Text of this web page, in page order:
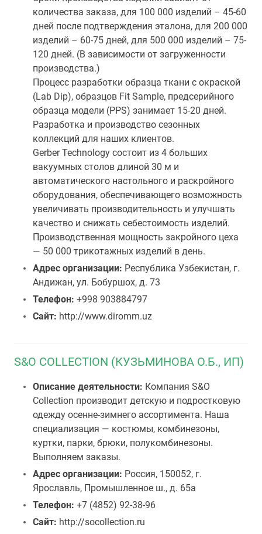
количества заказа, для 100 000 изделий – 45-60
дней после подтверждения эталона, для 200 000
изделий – 60-75 дней, для 500 000 изделий – 75-
120 дней. (В зависимости от загруженности
производства.)
Процесс разработки образца ткани с окраской
(Lab Dip), образцов Fit Sample, предсерийного
образца модели (PPS) занимает 15-20 дней.
Разработка и производство сезонных
коллекций для наших клиентов.
Gerber Technology состоит из 4 больших
вакуумных столов длиной 30 м и
автоматического настольного и раскройного
оборудования, обеспечивающего возможность
увеличивать производительность и улучшать
качество и снижать себестоимость изделий.
Производственная мощность закройного цеха
— 50 000 трикотажных изделий в день.
Адрес организации: Республика Узбекистан, г.
Андижан, ул. Бобуршох, д. 73
Телефон: +998 903884797
Сайт: http://www.diromm.uz
S&O COLLECTION (КУЗЬМИНОВА О.Б., ИП)
Описание деятельности: Компания S&O
Collection производит детскую и подростковую
одежду осенне-зимнего ассортимента. Наша
специализация — костюмы, комбинезоны,
куртки, парки, брюки, полукомбинезоны.
Выполняем заказы.
Адрес организации: Россия, 150052, г.
Ярославль, Промышленное ш., д. 65а
Телефон: +7 (4852) 92-38-96
Сайт: http://socollection.ru